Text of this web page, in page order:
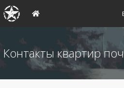
Контакты квартир